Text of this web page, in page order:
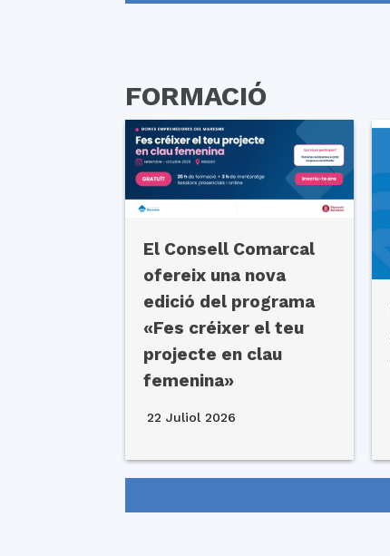
FORMACIÓ
El Consell Comarcal
ofereix una nova
edició del programa
«Fes créixer el teu
projecte en clau
femenina»
22 Juliol 2026